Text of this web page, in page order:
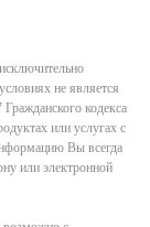
не является
кодекса
или услугах с
Вы всегда
или электронной